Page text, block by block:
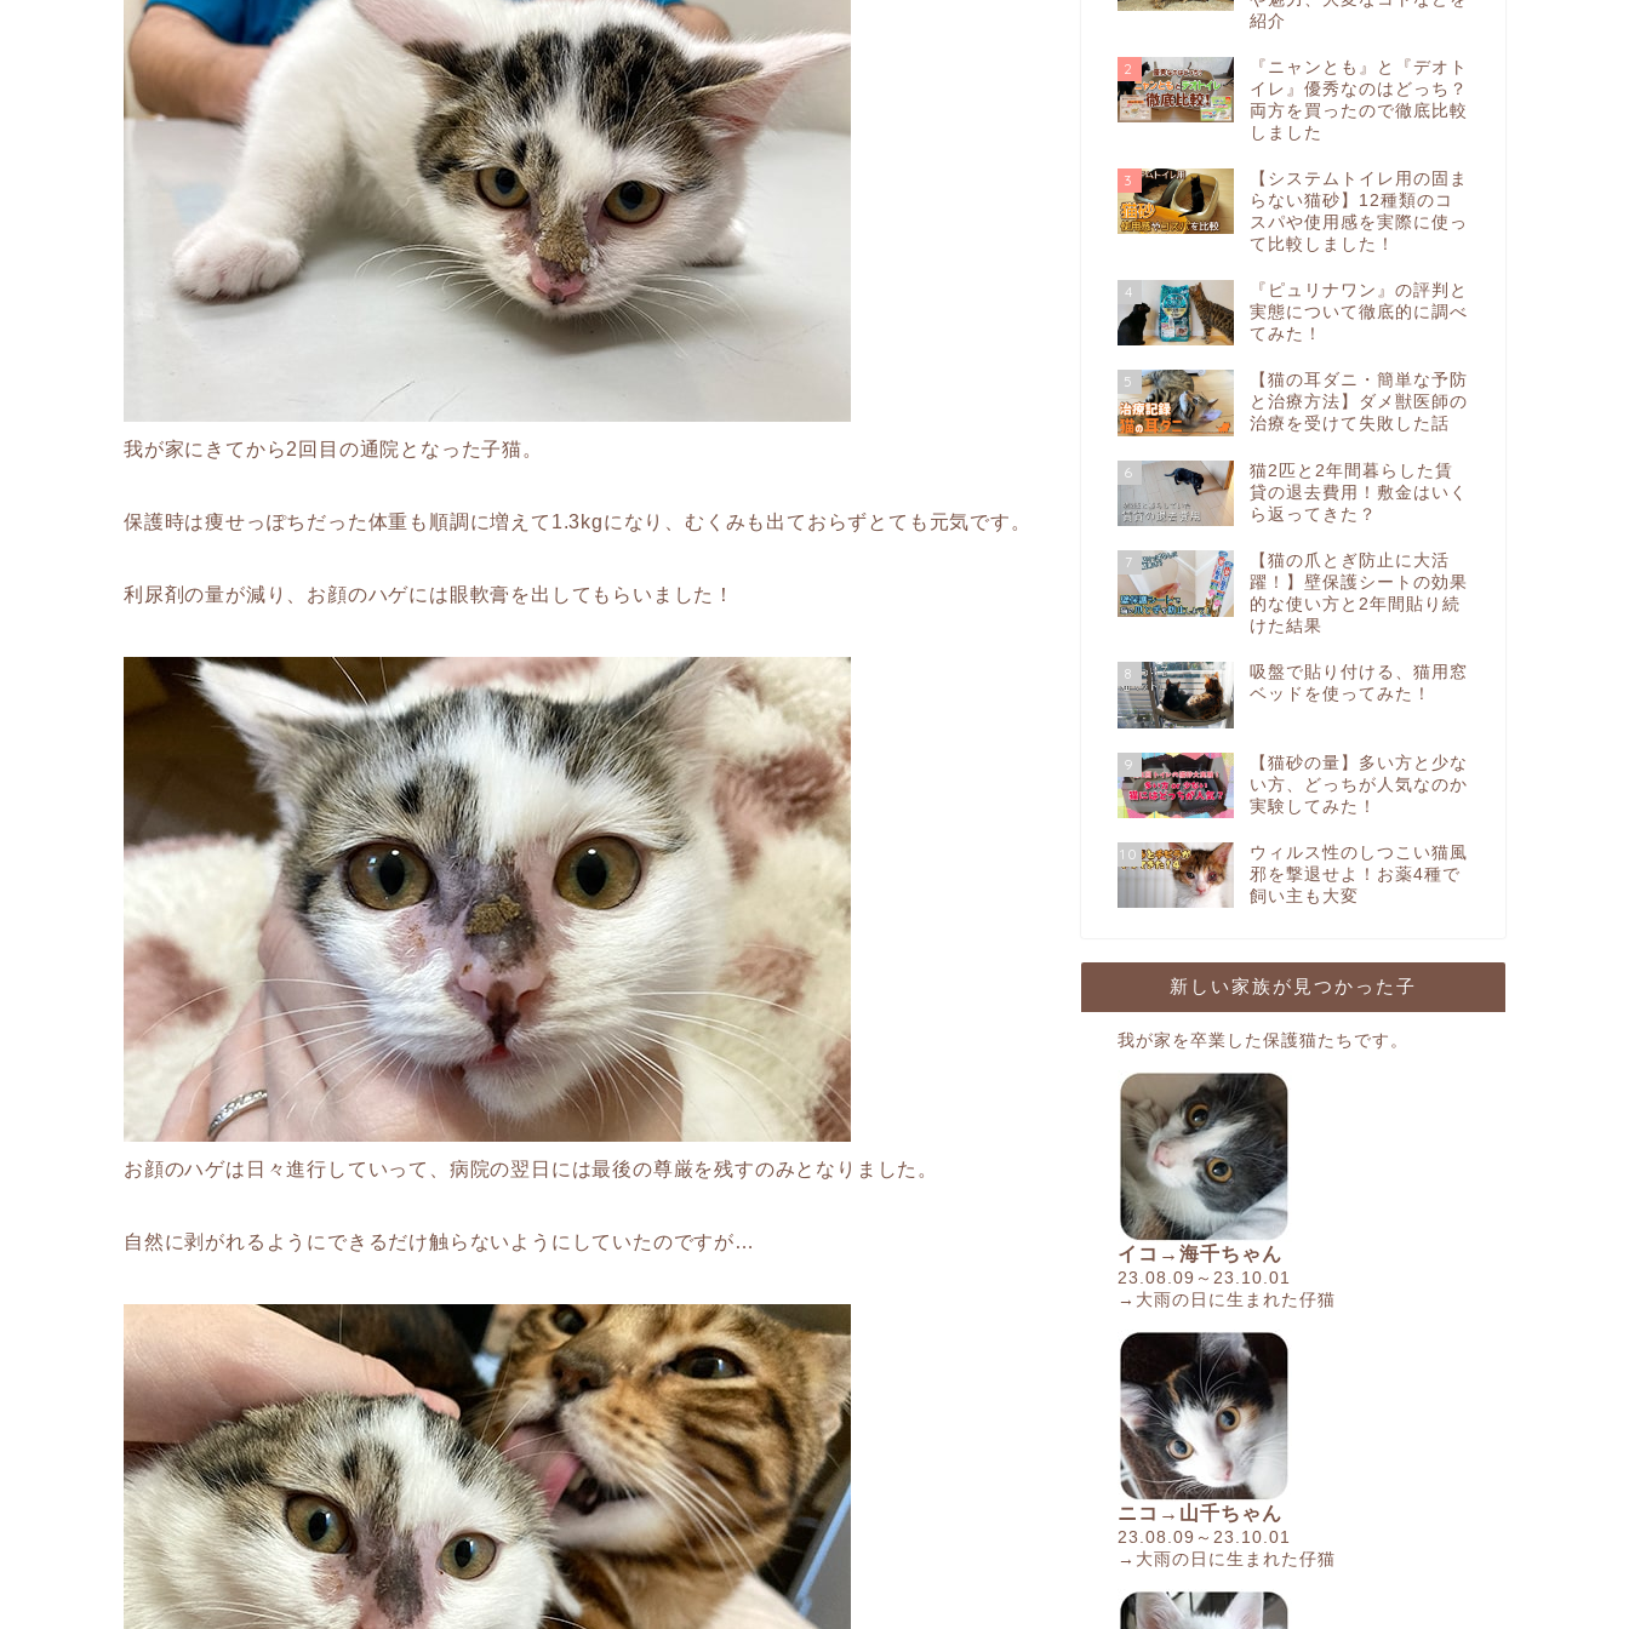
我が家にきてから2回目の通院となった子猫。
保護時は痩せっぽちだった体重も順調に増えて1.3kgになり、むくみも出ておらずとても元気です。
利尿剤の量が減り、お顔のハゲには眼軟膏を出してもらいました！
お顔のハゲは日々進行していって、病院の翌日には最後の尊厳を残すのみとなりました。
自然に剥がれるようにできるだけ触らないようにしていたのですが…
紹介
2
『ニャンとも』と『デオト
イレ』優秀なのはどっち？
両方を買ったので徹底比較
しました
3
【システムトイレ用の固ま
らない猫砂】12種類のコ
スパや使用感を実際に使っ
て比較しました！
4
『ピュリナワン』の評判と
実態について徹底的に調べ
てみた！
5
【猫の耳ダニ・簡単な予防
と治療方法】ダメ獣医師の
治療を受けて失敗した話
6
猫2匹と2年間暮らした賃
貸の退去費用！敷金はいく
ら返ってきた？
7
【猫の爪とぎ防止に大活
躍！】壁保護シートの効果
的な使い方と2年間貼り続
けた結果
8
吸盤で貼り付ける、猫用窓
ベッドを使ってみた！
9
【猫砂の量】多い方と少な
い方、どっちが人気なのか
実験してみた！
10
ウィルス性のしつこい猫風
邪を撃退せよ！お薬4種で
飼い主も大変
新しい家族が見つかった子
我が家を卒業した保護猫たちです。
イコ→海千ちゃん
23.08.09～23.10.01
→大雨の日に生まれた仔猫
ニコ→山千ちゃん
23.08.09～23.10.01
→大雨の日に生まれた仔猫